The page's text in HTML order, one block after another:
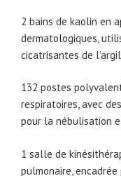
2 bains de kaolin en
dermatologiques,
cicatrisantes de
132 postes
respiratoires, avec
pour la nébulisation
1 salle de
pulmonaire,